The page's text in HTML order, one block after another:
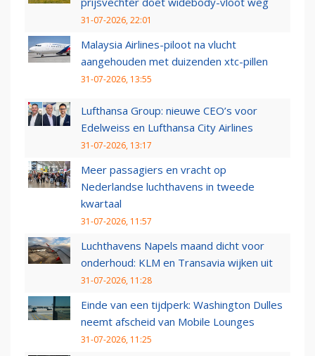
31-07-2026, 22:01
Malaysia Airlines-piloot na vlucht
aangehouden met duizenden xtc-pillen
31-07-2026, 13:55
Lufthansa Group: nieuwe CEO’s voor
Edelweiss en Lufthansa City Airlines
31-07-2026, 13:17
Meer passagiers en vracht op
Nederlandse luchthavens in tweede
kwartaal
31-07-2026, 11:57
Luchthavens Napels maand dicht voor
onderhoud: KLM en Transavia wijken uit
31-07-2026, 11:28
Einde van een tijdperk: Washington Dulles
neemt afscheid van Mobile Lounges
31-07-2026, 11:25